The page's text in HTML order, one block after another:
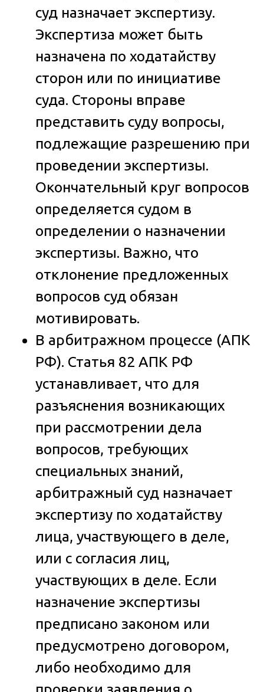
суд назначает экспертизу.
Экспертиза может быть
назначена по ходатайству
сторон или по инициативе
суда. Стороны вправе
представить суду вопросы,
подлежащие разрешению при
проведении экспертизы.
Окончательный круг вопросов
определяется судом в
определении о назначении
экспертизы. Важно, что
отклонение предложенных
вопросов суд обязан
мотивировать.
В арбитражном процессе (АПК
РФ). Статья 82 АПК РФ
устанавливает, что для
разъяснения возникающих
при рассмотрении дела
вопросов, требующих
специальных знаний,
арбитражный суд назначает
экспертизу по ходатайству
лица, участвующего в деле,
или с согласия лиц,
участвующих в деле. Если
назначение экспертизы
предписано законом или
предусмотрено договором,
либо необходимо для